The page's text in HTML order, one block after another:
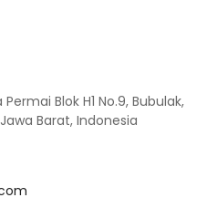
Blok H1 No.9, Bubulak,
Barat, Indonesia